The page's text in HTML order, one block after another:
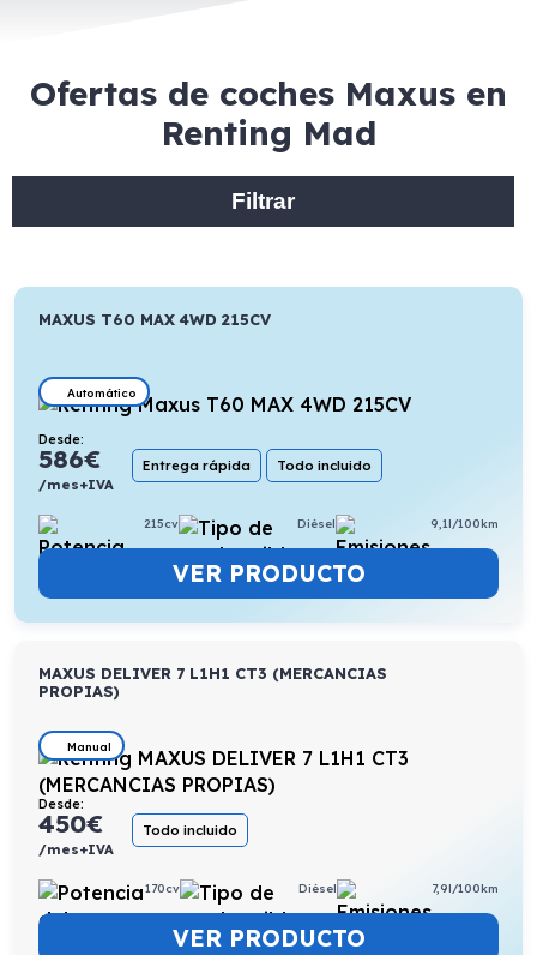
Ofertas de coches Maxus en
Renting Mad
Filtrar
MAXUS T60 MAX 4WD 215CV
Automático
Desde:
586€
/mes+IVA
Entrega rápida Todo incluido
215cv Diésel 9,1l/100km
VER PRODUCTO
MAXUS DELIVER 7 L1H1 CT3 (MERCANCIAS
PROPIAS)
Manual
Desde:
450€
/mes+IVA
Todo incluido
170cv Diésel 7,9l/100km
VER PRODUCTO